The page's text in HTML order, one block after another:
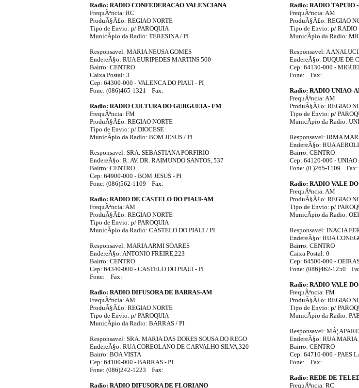
Radio: RADIO CONFEDERACAO VALENCIANA
FrequÃªncia: RC
ProduÃ§Ã£o: REGIAO NORTE
Tipo de Envio: p/ PAROQUIA
MunicÃ­pio da Radio: TERESINA / PI
Responsavel: MARIA NEUSA GOMES
EndereÃ§o: RUA EURIPEDES MARTINS 500
Bairro: CENTRO
Caixa Postal: 3
Cep: 64300-000 - VALENCA DO PIAUI - PI
Fone: (086)465-1321 Fax:
Radio: RADIO CULTURA DO GURGUEIA - FM
FrequÃªncia: FM
ProduÃ§Ã£o: REGIAO NORTE
Tipo de Envio: p/ DIOCESE
MunicÃ­pio da Radio: BOM JESUS / PI
Responsavel: SRA. SEBASTIANA PORFIRIO
EndereÃ§o: R: AV. DR. RAIMUNDO SANTOS, 537
Bairro: CENTRO
Cep: 64900-000 - BOM JESUS - PI
Fone: (086)562-1109 Fax:
Radio: RADIO DE CASTELO DO PIAUI-AM
FrequÃªncia: AM
ProduÃ§Ã£o: REGIAO NORTE
Tipo de Envio: p/ PAROQUIA
MunicÃ­pio da Radio: CASTELO DO PIAUI / PI
Responsavel: MARIA ARMI SOARES
EndereÃ§o: ANTONIO FREIRE,223
Bairro: CENTRO
Cep: 64340-000 - CASTELO DO PIAUI - PI
Fone: Fax:
Radio: RADIO DIFUSORA DE BARRAS-AM
FrequÃªncia: AM
ProduÃ§Ã£o: REGIAO NORTE
Tipo de Envio: p/ PAROQUIA
MunicÃ­pio da Radio: BARRAS / PI
Responsavel: SRA. MARIA DAS DORES SOUSA DO REGO
EndereÃ§o: RUA COREOLANO DE CARVALHO SILVA,320
Bairro: BOA VISTA
Cep: 64100-000 - BARRAS - PI
Fone: (086)242-1223 Fax:
Radio: RADIO DIFUSORA DE FLORIANO
Radio: RADIO TAPUIO
FrequÃªncia: AM
ProduÃ§Ã£o: REGIAO
Tipo de Envio: p/ RADIO
MunicÃ­pio da Radio:
Responsavel: A
EndereÃ§o: DUQUE DE
Cep: 64130-000 -
Fone: Fax:
Radio: RADIO UNIAO-
FrequÃªncia: AM
ProduÃ§Ã£o: REGIAO
Tipo de Envio: p/
MunicÃ­pio da Radio:
Responsavel: IRMA
EndereÃ§o: RUA
Bairro: CENTRO
Cep: 64120-000 - UNIAO
Fone: (0 )265-1109 Fax:
Radio: RADIO VALE
FrequÃªncia: AM
ProduÃ§Ã£o: REGIAO
Tipo de Envio: p/
MunicÃ­pio da Radio:
Responsavel: INACIA
EndereÃ§o: RUA
Bairro: CENTRO
Caixa Postal: 0
Cep: 64500-000 -
Fone: (086)462-1250
Radio: RADIO VALE
FrequÃªncia: FM
ProduÃ§Ã£o: REGIAO
Tipo de Envio: p/
MunicÃ­pio da Radio:
Responsavel: MÂ¦
EndereÃ§o: RUA MARIA
Bairro: CENTRO
Cep: 64710-000 - PAES
Fone: Fax:
Radio: REDE DE
FrequÃªncia: RC